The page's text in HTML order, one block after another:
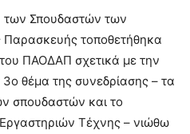
των Σπουδαστών των
Παρασκευής τοποθετήθηκα
ΠΑΟΔΑΠ σχετικά με την
θέμα της συνεδρίασης – τα
σπουδαστών και το
Τέχνης – νιώθω